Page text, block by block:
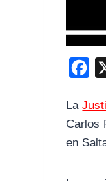
c
e
b
La
Carlos
en